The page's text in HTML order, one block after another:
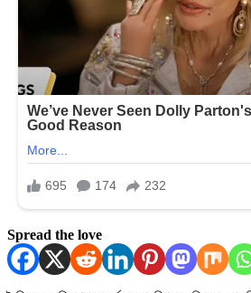
Spread the love